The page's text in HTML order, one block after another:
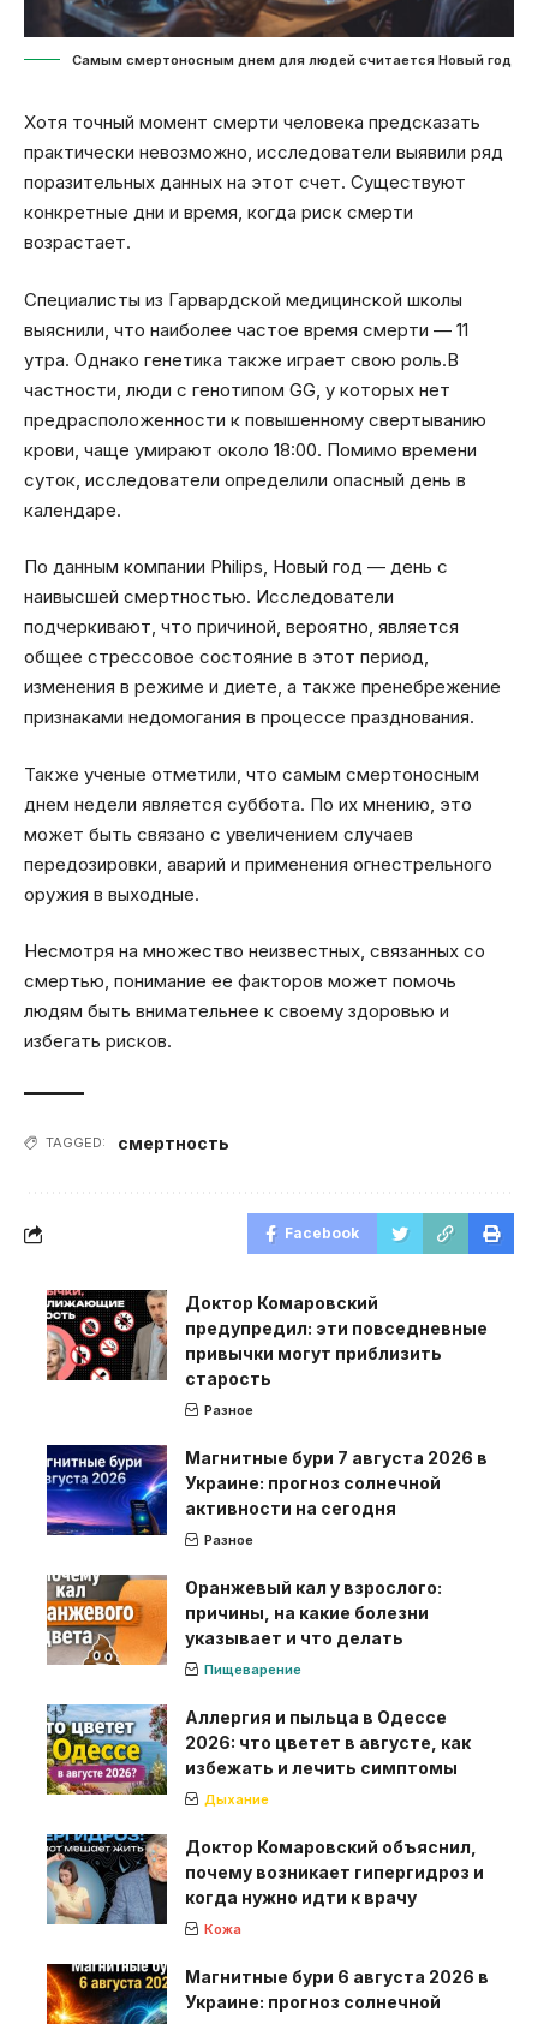
Самым смертоносным днем для людей считается Новый год
Хотя точный момент смерти человека предсказать
практически невозможно, исследователи выявили ряд
поразительных данных на этот счет. Существуют
конкретные дни и время, когда риск смерти
возрастает.
Специалисты из Гарвардской медицинской школы
выяснили, что наиболее частое время смерти — 11
утра. Однако генетика также играет свою роль.В
частности, люди с генотипом GG, у которых нет
предрасположенности к повышенному свертыванию
крови, чаще умирают около 18:00. Помимо времени
суток, исследователи определили опасный день в
календаре.
По данным компании Philips, Новый год — день с
наивысшей смертностью. Исследователи
подчеркивают, что причиной, вероятно, является
общее стрессовое состояние в этот период,
изменения в режиме и диете, а также пренебрежение
признаками недомогания в процессе празднования.
Также ученые отметили, что самым смертоносным
днем недели является суббота. По их мнению, это
может быть связано с увеличением случаев
передозировки, аварий и применения огнестрельного
оружия в выходные.
Несмотря на множество неизвестных, связанных со
смертью, понимание ее факторов может помочь
людям быть внимательнее к своему здоровью и
избегать рисков.
TAGGED: смертность
Facebook
Доктор Комаровский
предупредил: эти повседневные
привычки могут приблизить
старость
Разное
Магнитные бури 7 августа 2026 в
Украине: прогноз солнечной
активности на сегодня
Разное
Оранжевый кал у взрослого:
причины, на какие болезни
указывает и что делать
Пищеварение
Аллергия и пыльца в Одессе
2026: что цветет в августе, как
избежать и лечить симптомы
Дыхание
Доктор Комаровский объяснил,
почему возникает гипергидроз и
когда нужно идти к врачу
Кожа
Магнитные бури 6 августа 2026 в
Украине: прогноз солнечной